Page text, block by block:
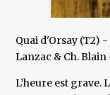
Quai d'Orsay (T2)
Lanzac & Ch.
L’heure est grave.